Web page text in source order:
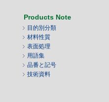
Products Note
目的別分類
材料性質
表面処理
用語集
品番と記号
技術資料